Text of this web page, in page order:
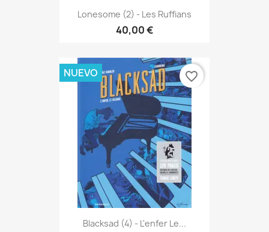
Lonesome (2) - Les Ruffians
40,00 €
Blacksad (4) - L'enfer Le...
NUEVO favorite_border